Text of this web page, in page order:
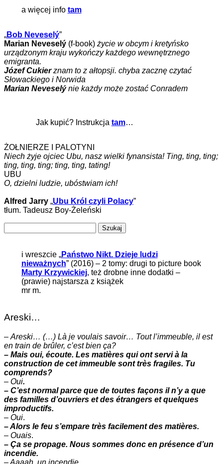
a więcej info tam
„Bob Neveselý”
Marian Neveselý (f-book) życie w obcym i kretyńsko
urządzonym kraju wykończy każdego wewnętrznego
emigranta.
Józef Cukierznam to z ałtopsji. chyba zacznę czytać
Słowackiego i Norwida
Marian Neveselýnie każdy może zostać Conradem
Jak kupić? Instrukcja tam…
ŻOŁNIERZE I PALOTYNI
Niech żyje ojciec Ubu, nasz wielki fynansista! Ting, ting, ting;
ting, ting, ting; ting, ting, tating!
UBU
O, dzielni ludzie, ubóstwiam ich!
Alfred Jarry „Ubu Król czyli Polacy”
tłum. Tadeusz Boy-Żeleński
i wreszcie „Państwo Nikt. Dzieje ludzi
nieważnych” (2016) – 2 tomy: drugi to picture book
Marty Krzywickiej, też drobne inne dodatki –
(prawie) najstarsza z książek
mr m.
Areski…
– Areski… (…) Là je voulais savoir… Tout l’immeuble, il est
en train de brûler, c’est bien ça?
– Mais oui, écoute. Les matières qui ont servi à la
construction de cet immeuble sont très fragiles. Tu
comprends?
– Oui.
– C’est normal parce que de toutes façons il n’y a que
des familles d’ouvriers et des étrangers et quelques
improductifs.
– Oui.
– Alors le feu s’empare très facilement des matières.
– Ouais.
– Ça se propage. Nous sommes donc en présence d’un
incendie.
– Aaaah. un incendie.